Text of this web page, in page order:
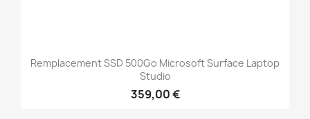
Remplacement SSD 500Go Microsoft Surface Laptop
Studio
359,00 €